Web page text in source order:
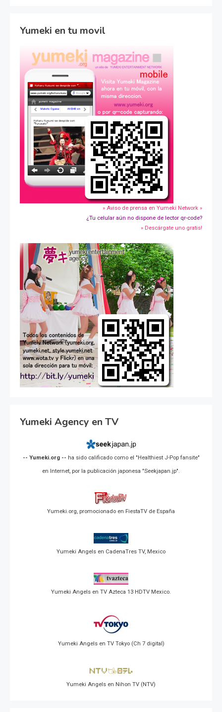
Yumeki en tu movil
» Aviso de prensa en Yumeki Network »
¿Tu celular aún no dispone de lector qr-code?
» Descárgate uno gratis!
Yumeki Agency en TV
-- Yumeki.org -- ha sido calificado como el "Healthiest J-Pop fansite"
en Internet, por la publicación japonesa "Seekjapan.jp".
Yumeki.org, promocionado en FiestaTV de España
Yumeki Angels en CadenaTres TV, Mexico
Yumeki Angels en TV Azteca 13 HDTV Mexico.
Yumeki Angels en TV Tokyo (Ch 7 digital)
Yumeki Angels en Nihon TV (NTV)